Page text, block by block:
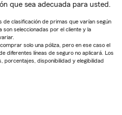
que sea adecuada para usted.
de clasificación de primas que varían según
seleccionadas por el cliente y la
solo una póliza, pero en ese caso el
diferentes líneas de seguro no aplicará. Los
porcentajes, disponibilidad y elegibilidad